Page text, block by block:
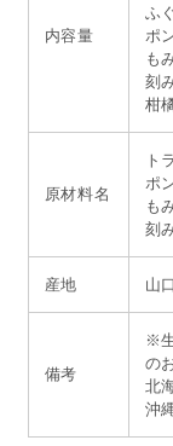
内容量
ふ
ポ
も
刻
柑
原材料名
ト
ポ
も
刻
産地 山
備考
※
の
北
沖